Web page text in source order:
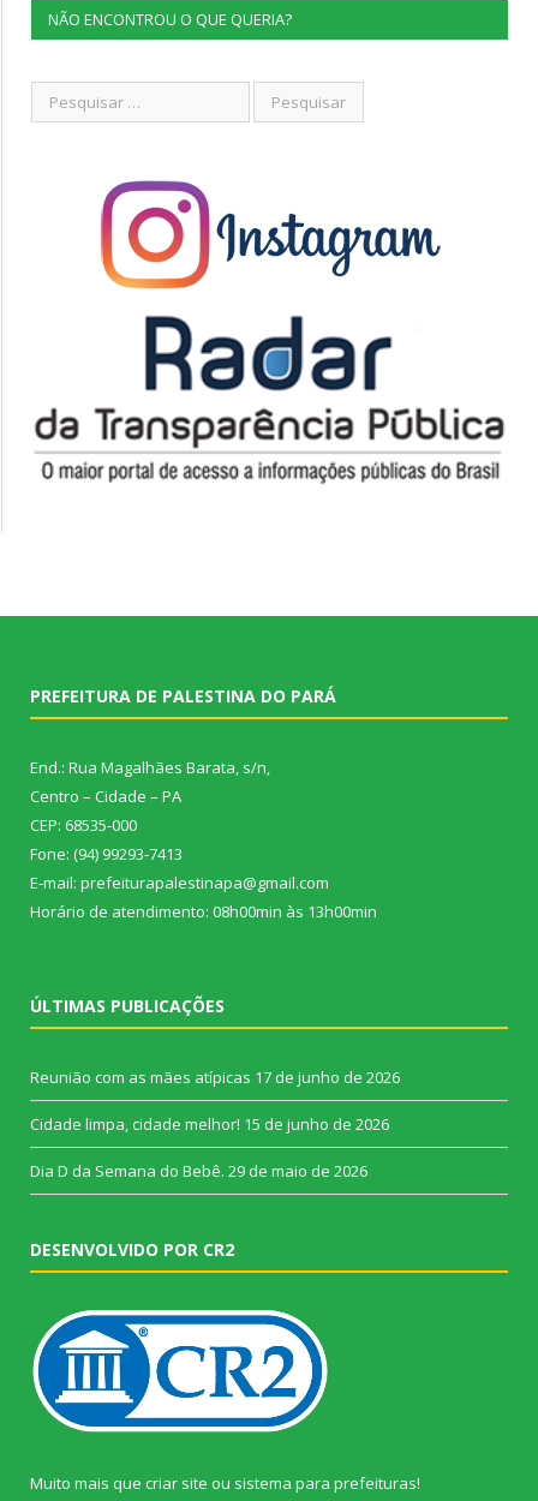
NÃO ENCONTROU O QUE QUERIA?
PREFEITURA DE PALESTINA DO PARÁ
End.: Rua Magalhães Barata, s/n,
Centro – Cidade – PA
CEP: 68535-000
Fone: (94) 99293-7413
E-mail: prefeiturapalestinapa@gmail.com
Horário de atendimento: 08h00min às 13h00min
ÚLTIMAS PUBLICAÇÕES
Reunião com as mães atípicas 17 de junho de 2026
Cidade limpa, cidade melhor! 15 de junho de 2026
Dia D da Semana do Bebê. 29 de maio de 2026
DESENVOLVIDO POR CR2
Muito mais que criar site ou sistema para prefeituras!